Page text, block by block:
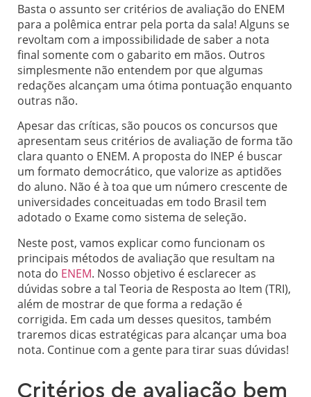
Basta o assunto ser critérios de avaliação do ENEM
para a polêmica entrar pela porta da sala! Alguns se
revoltam com a impossibilidade de saber a nota
final somente com o gabarito em mãos. Outros
simplesmente não entendem por que algumas
redações alcançam uma ótima pontuação enquanto
outras não.
Apesar das críticas, são poucos os concursos que
apresentam seus critérios de avaliação de forma tão
clara quanto o ENEM. A proposta do INEP é buscar
um formato democrático, que valorize as aptidões
do aluno. Não é à toa que um número crescente de
universidades conceituadas em todo Brasil tem
adotado o Exame como sistema de seleção.
Neste post, vamos explicar como funcionam os
principais métodos de avaliação que resultam na
nota do ENEM. Nosso objetivo é esclarecer as
dúvidas sobre a tal Teoria de Resposta ao Item (TRI),
além de mostrar de que forma a redação é
corrigida. Em cada um desses quesitos, também
traremos dicas estratégicas para alcançar uma boa
nota. Continue com a gente para tirar suas dúvidas!
Critérios de avaliação bem